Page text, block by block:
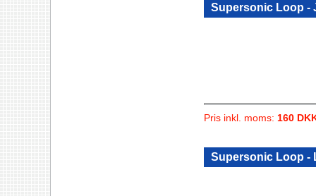
Supersonic Loop -
Pris inkl. moms: 160
Supersonic Loop -